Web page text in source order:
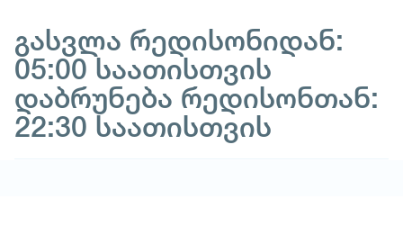
გასვლა რედისონიდან:
05:00 საათისთვის
დაბრუნება რედისონთან:
22:30 საათისთვის